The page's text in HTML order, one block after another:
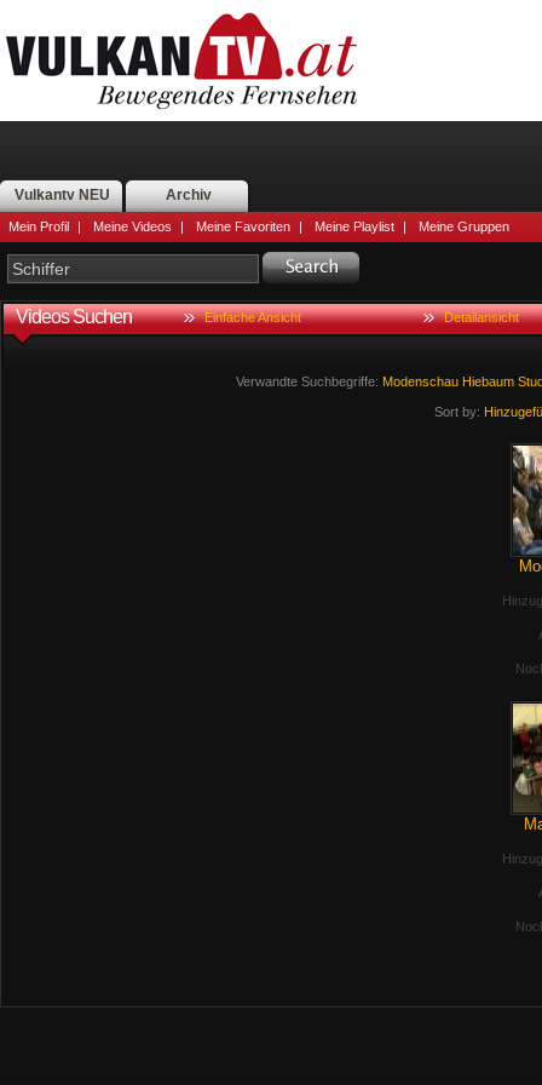
Vulkantv NEU Archiv
Mein Profil | Meine Videos | Meine Favoriten | Meine Playlist | Meine Gruppen
Videos Suchen Einfache Ansicht Detailansicht
Verwandte Suchbegriffe: Modenschau Hiebaum
Sort by: